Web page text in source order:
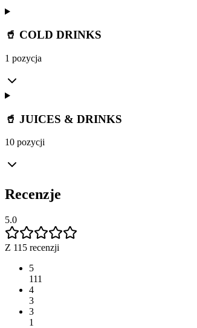
🥤 COLD DRINKS
1 pozycja
🥤 JUICES & DRINKS
10 pozycji
Recenzje
5.0
Z 115 recenzji
5
111
4
3
3
1